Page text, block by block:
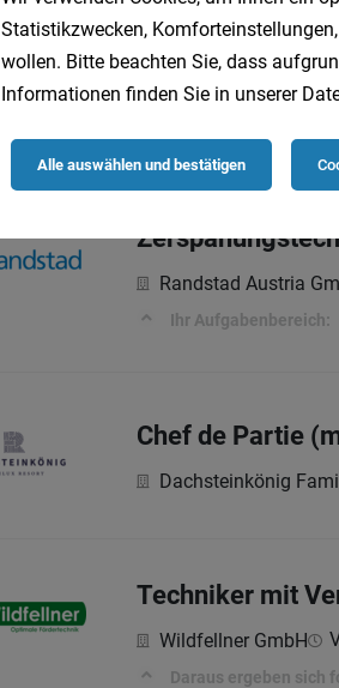
Studioleiter:in
dm drogerie markt
Randstad Austria
Ihr Aufgabenbereich:
Chef de Partie
Dachsteinkönig
Techniker mit
Wildfellner GmbH
Daraus ergeben sich
Statistikzwecken,
wollen. Bitte beachten Sie, dass
Informationen finden Sie in unserer
Alle auswählen und bestätigen